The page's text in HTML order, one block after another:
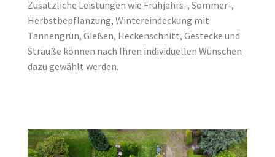
Zusätzliche Leistungen wie Frühjahrs-, Sommer-,
Herbstbepflanzung, Wintereindeckung mit
Tannengrün, Gießen, Heckenschnitt, Gestecke und
Sträuße können nach Ihren individuellen Wünschen
dazu gewählt werden.